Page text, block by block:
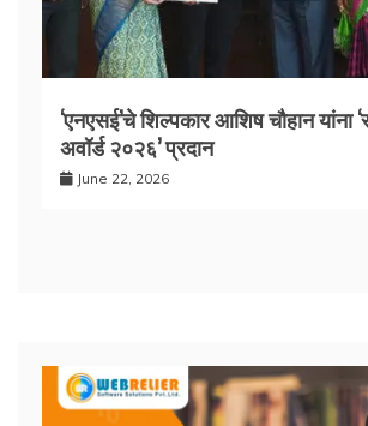
‘एनएसई’चे शिल्पकार आशिष चौहान यांना
अवॉर्ड २०२६’ प्रदान
June 22, 2026